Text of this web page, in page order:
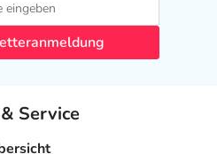
Service